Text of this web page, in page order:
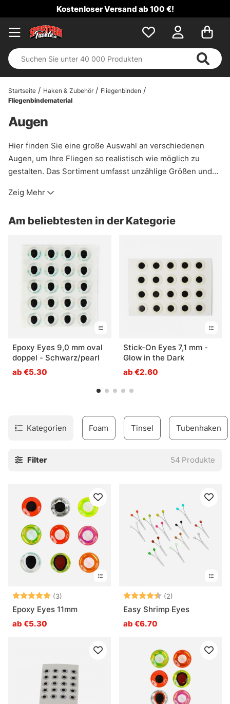
Kostenloser Versand ab 100 €!
Startseite Haken & Zubehör
Fliegenbinden
Fliegenbindematerial
Augen
Hier finden Sie eine große Auswahl an verschiedenen
Augen, um Ihre Fliegen so realistisch wie möglich zu
gestalten. Das Sortiment umfasst unzählige Größen und
Zeig Mehr
Am beliebtesten in der Kategorie
Epoxy Eyes 9,0 mm oval
doppel - Schwarz/pearl
ab €5.30
Stick-On Eyes 7,1 mm -
Glow in the Dark
ab €2.60
Kategorien Foam Tinsel Tubenhaken
Filter 54 Produkte
Bewertung:(3)
5.0 von 5 Sternen
Epoxy Eyes 11mm
ab €5.30
Bewertung:(2)
Easy Shrimp Eyes
ab €6.70